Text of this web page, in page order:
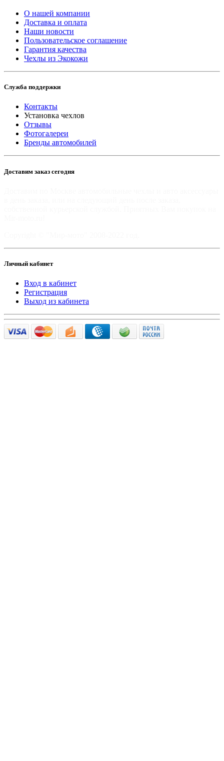
О нашей компании
Доставка и оплата
Наши новости
Пользовательское соглашение
Гарантия качества
Чехлы из Экокожи
Служба поддержки
Контакты
Установка чехлов
Отзывы
Фотогалереи
Бренды автомобилей
Доставим заказ сегодня
Личный кабинет
Вход в кабинет
Регистрация
Выход из кабинета